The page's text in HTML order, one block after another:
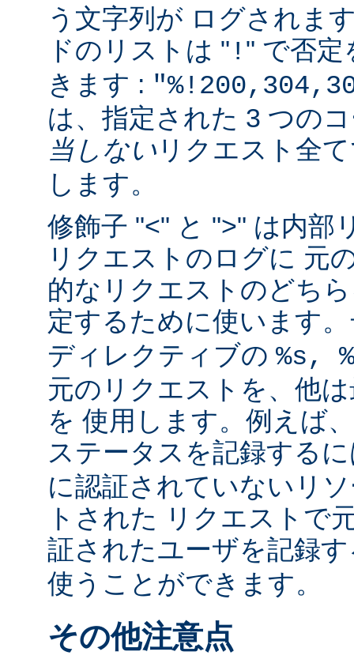
う文字列が ログされま
ドのリストは " ! " で否定
きます :
は、指定された 3 つの
当しない リクエスト全
します。
修飾子 "<" と ">" は内部
リクエストのログに 元
的なリクエストのどち
定するために使います
ディレクティブの %s,
元のリクエストを、他
を 使用します。例えば
ステータスを記録する
に認証されていないリ
トされた リクエストで
証されたユーザを記録
使うことができます。
その他注意点